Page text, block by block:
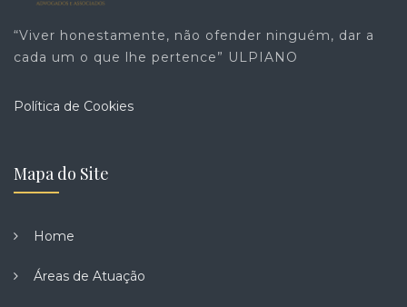
“Viver honestamente, não ofender ninguém, dar a
cada um o que lhe pertence” ULPIANO
Política de Cookies
Mapa do Site
Home
Áreas de Atuação